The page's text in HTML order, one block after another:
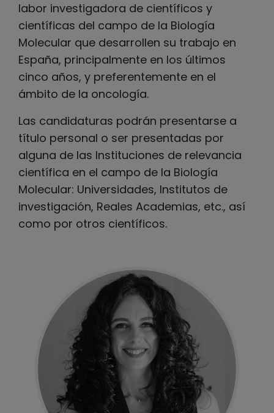
labor investigadora de científicos y
científicas del campo de la Biología
Molecular que desarrollen su trabajo en
España, principalmente en los últimos
cinco años, y preferentemente en el
ámbito de la oncología.
Las candidaturas podrán presentarse a
título personal o ser presentadas por
alguna de las Instituciones de relevancia
científica en el campo de la Biología
Molecular: Universidades, Institutos de
investigación, Reales Academias, etc., así
como por otros científicos.